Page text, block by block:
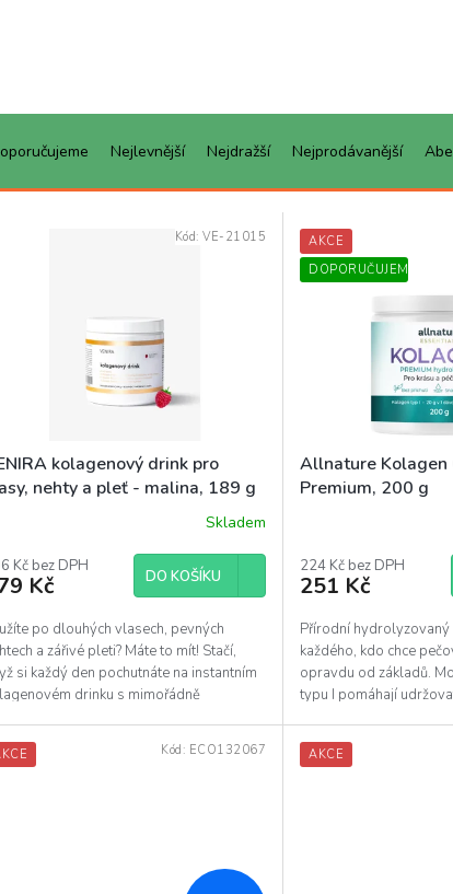
Nejlevnější Nejdražší Nejprodávanější
kolagenový drink pro
nehty a pleť - malina, 189 g
Skladem
Kč bez DPH
Kč DO KOŠÍKU
po dlouhých vlasech, pevných
a zářivé pleti? Máte to mít! Stačí,
si každý den pochutnáte na instantním
drinku s mimořádně
Kód:VE-21015
AKCE
DOPORUČUJEME
Allnature
Premium, 200 g
produktu
je
z
5
hvězdiček.
224 Kč bez DPH
251 Kč
Přírodní
každého, kdo chce
opravdu od základů.
typu I pomáhají
Kód: ECO132067 AKCE